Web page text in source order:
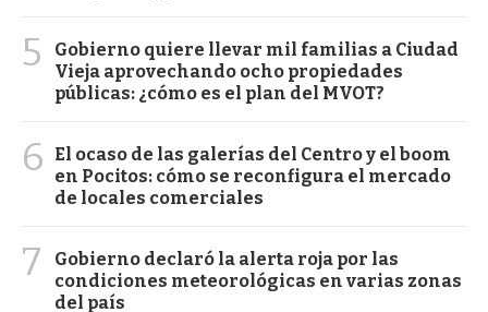
5
Gobierno quiere llevar mil familias a Ciudad
Vieja aprovechando ocho propiedades
públicas: ¿cómo es el plan del MVOT?
6
El ocaso de las galerías del Centro y el boom
en Pocitos: cómo se reconfigura el mercado
de locales comerciales
7
Gobierno declaró la alerta roja por las
condiciones meteorológicas en varias zonas
del país